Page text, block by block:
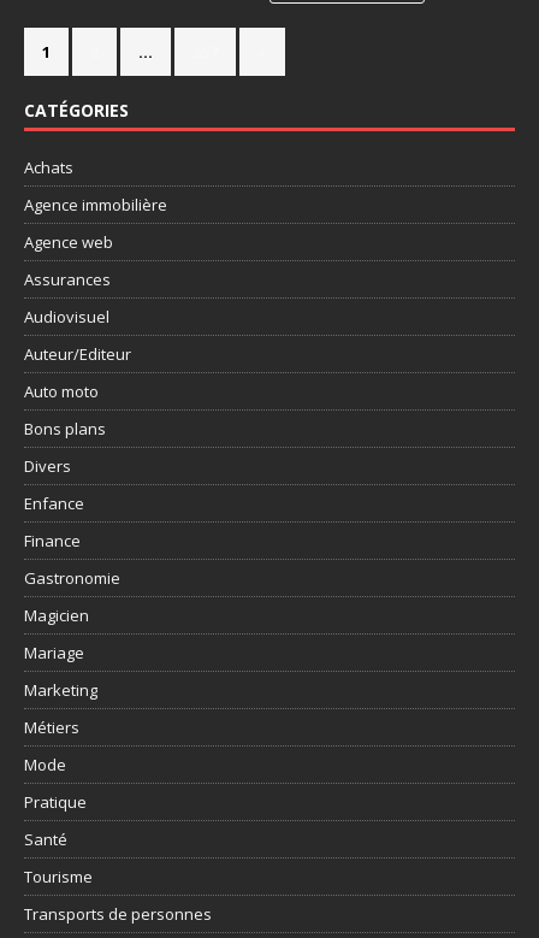
1 …
CATÉGORIES
Achats
Agence immobilière
Agence web
Assurances
Audiovisuel
Auteur/Editeur
Auto moto
Bons plans
Divers
Enfance
Finance
Gastronomie
Magicien
Mariage
Marketing
Métiers
Mode
Pratique
Santé
Tourisme
Transports de personnes